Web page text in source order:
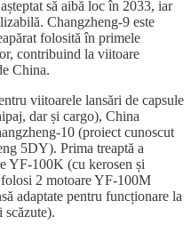
să aibă loc în 2033, iar
Changzheng-9 este
folosită în primele
contribuind la viitoare
China.
viitoarele lansări de capsule
dar și cargo), China
10 (proiect cunoscut
5DY). Prima treaptă a
YF-100K (cu kerosen și
2 motoare YF-100M
adaptate pentru funcționare la